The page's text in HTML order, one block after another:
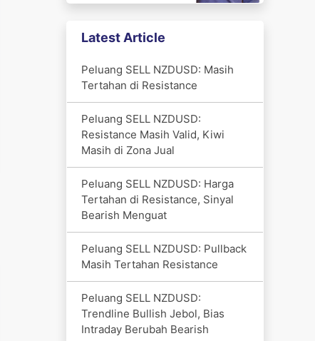
Latest Article
Peluang SELL NZDUSD: Masih
Tertahan di Resistance
Peluang SELL NZDUSD:
Resistance Masih Valid, Kiwi
Masih di Zona Jual
Peluang SELL NZDUSD: Harga
Tertahan di Resistance, Sinyal
Bearish Menguat
Peluang SELL NZDUSD: Pullback
Masih Tertahan Resistance
Peluang SELL NZDUSD:
Trendline Bullish Jebol, Bias
Intraday Berubah Bearish